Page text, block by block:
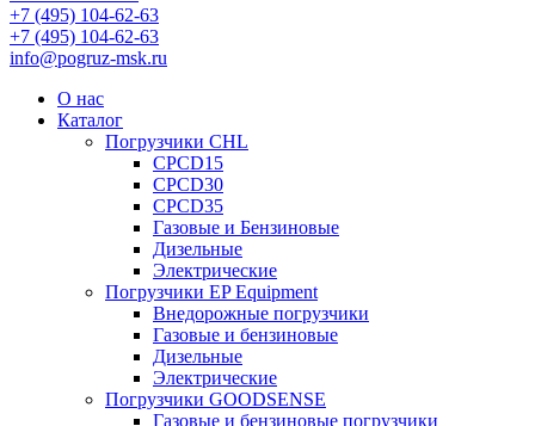
+7 (495) 104-62-63
+7 (495) 104-62-63
info@pogruz-msk.ru
О нас
Каталог
Погрузчики CHL
CPCD15
CPCD30
CPCD35
Газовые и Бензиновые
Дизельные
Электрические
Погрузчики EP Equipment
Внедорожные погрузчики
Газовые и бензиновые
Дизельные
Электрические
Погрузчики GOODSENSE
Газовые и бензиновые погрузчики